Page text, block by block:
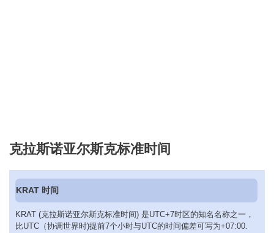
克拉斯诺亚尔斯克标准时间
KRAT 时间
KRAT (克拉斯诺亚尔斯克标准时间) 是UTC+7时区的知名名称之一，
比UTC（协调世界时)提前7个小时与UTC的时间偏差可写为+07:00.